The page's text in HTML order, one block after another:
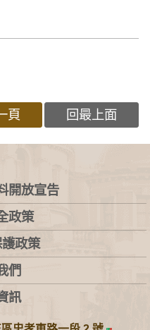
頁 回最上面
開放宣告
政策
政策
們
訊